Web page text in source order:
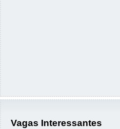
Vagas Interessantes